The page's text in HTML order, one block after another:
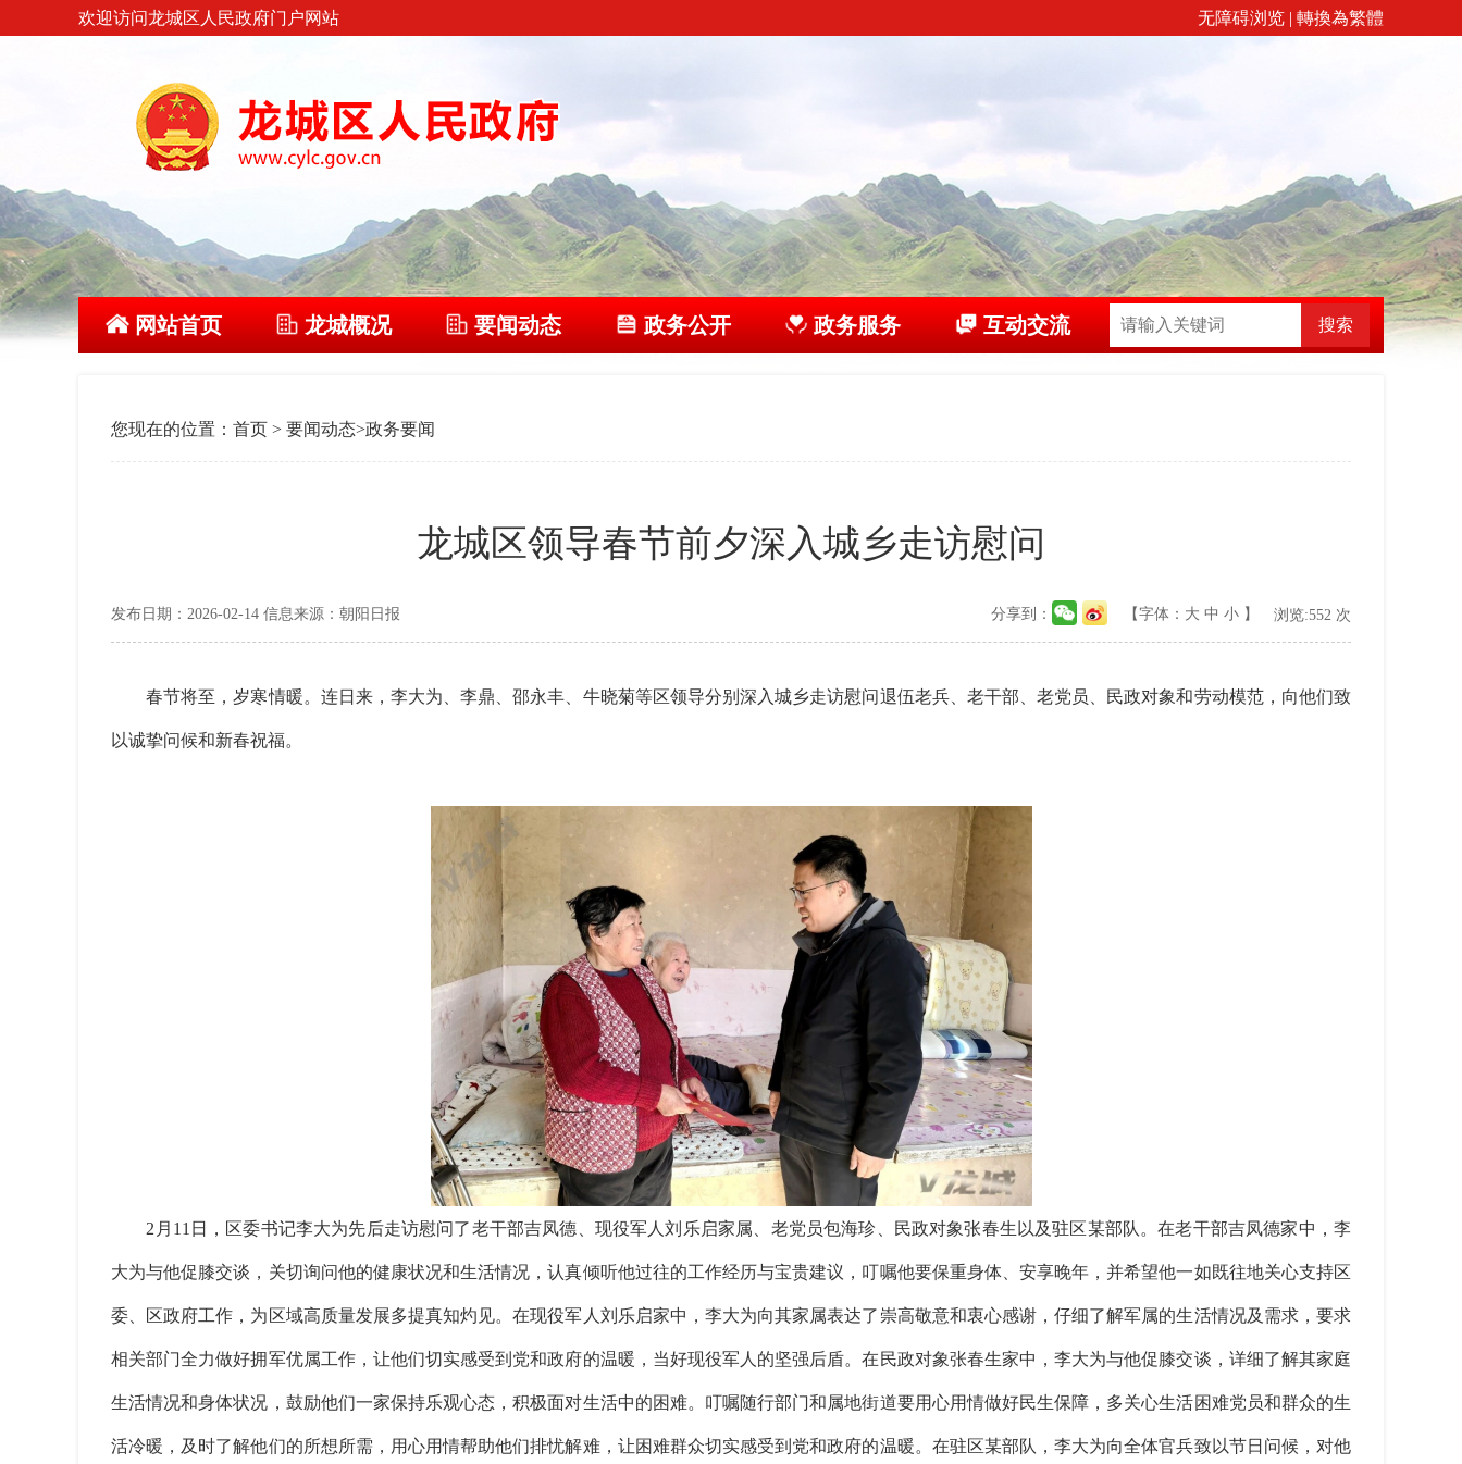
欢迎访问龙城区人民政府门户网站 无障碍浏览 | 轉換為繁體
网站首页 龙城概况 要闻动态 政务公开 政务服务 互动交流 搜索
您现在的位置： 首页 > 要闻动态>政务要闻
龙城区领导春节前夕深入城乡走访慰问
发布日期：2026-02-14 信息来源：朝阳日报 【字体： 大 中 小 】 浏览:552 次
分享到：
春节将至，岁寒情暖。连日来，李大为、李鼎、邵永丰、牛晓菊等区领导分别深入城乡走访慰问退伍老兵、老干部、老党员、民政对象和劳动模范，向他们致
以诚挚问候和新春祝福。
2月11日，区委书记李大为先后走访慰问了老干部吉凤德、现役军人刘乐启家属、老党员包海珍、民政对象张春生以及驻区某部队。在老干部吉凤德家中，李
大为与他促膝交谈，关切询问他的健康状况和生活情况，认真倾听他过往的工作经历与宝贵建议，叮嘱他要保重身体、安享晚年，并希望他一如既往地关心支持区
委、区政府工作，为区域高质量发展多提真知灼见。在现役军人刘乐启家中，李大为向其家属表达了崇高敬意和衷心感谢，仔细了解军属的生活情况及需求，要求
相关部门全力做好拥军优属工作，让他们切实感受到党和政府的温暖，当好现役军人的坚强后盾。在民政对象张春生家中，李大为与他促膝交谈，详细了解其家庭
生活情况和身体状况，鼓励他们一家保持乐观心态，积极面对生活中的困难。叮嘱随行部门和属地街道要用心用情做好民生保障，多关心生活困难党员和群众的生
活冷暖，及时了解他们的所想所需，用心用情帮助他们排忧解难，让困难群众切实感受到党和政府的温暖。在驻区某部队，李大为向全体官兵致以节日问候，对他